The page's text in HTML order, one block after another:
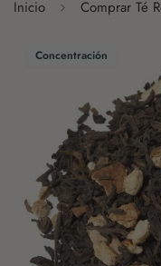
Inicio Comprar Té
Concentración